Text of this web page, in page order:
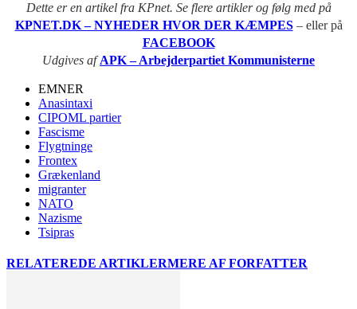
Dette er en artikel fra KPnet. Se flere artikler og følg med på
KPNET.DK – NYHEDER HVOR DER KÆMPES – eller på
FACEBOOK
Udgives afAPK – Arbejderpartiet Kommunisterne
EMNER
Anasintaxi
CIPOML partier
Fascisme
Flygtninge
Frontex
Grækenland
migranter
NATO
Nazisme
Tsipras
RELATEREDE ARTIKLERMERE AF FORFATTER